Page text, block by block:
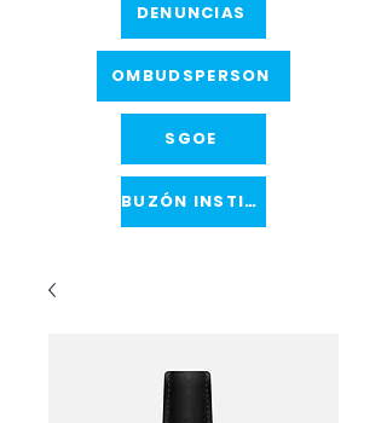
OMBUDSPERSON
SGOE
BUZÓN INSTITUCIONAL
DENUNCIAS